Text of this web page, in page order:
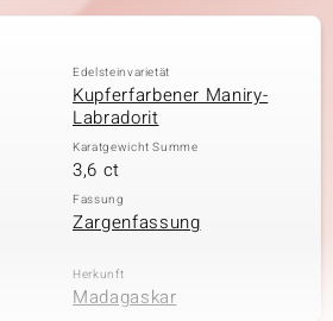
Edelsteinvarietät
Kupferfarbener Maniry-
Labradorit
Karatgewicht Summe
3,6 ct
Fassung
Zargenfassung
Herkunft
Madagaskar